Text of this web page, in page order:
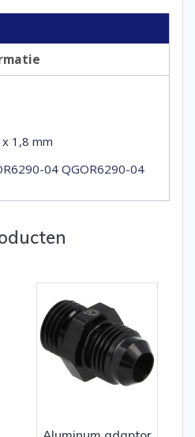
1,8 mm
04 QGOR6290-04